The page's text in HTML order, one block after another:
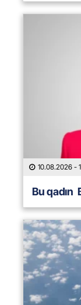
10.08.2026 -
Bu qadın